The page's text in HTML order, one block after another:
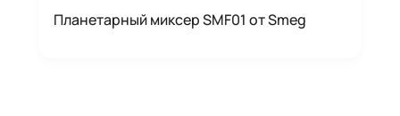
Планетарный миксер SMF01 от Smeg